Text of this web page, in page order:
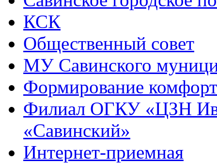
КСК
Общественный совет
МУ Савинского
Формирование
Филиал ОГКУ «ЦЗН
«Савинский»
Интернет-приемная